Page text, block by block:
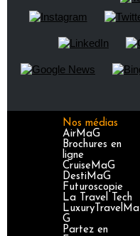
Nos médias
AirMaG
Brochures en
ligne
CruiseMaG
DestiMaG
Futuroscopie
La Travel Tech
LuxuryTravelMa
G
Partez en